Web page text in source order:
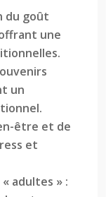
du goût
une
un
être et de
et
adultes » :